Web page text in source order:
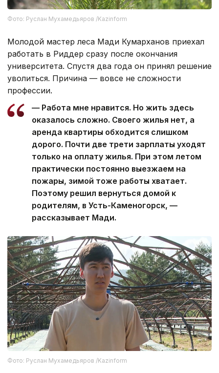
Фото: Руслан Мухамедьяров /Kazinform
Молодой мастер леса Мади Кумарханов приехал
работать в Риддер сразу после окончания
университета. Спустя два года он принял решение
уволиться. Причина — вовсе не сложности
профессии.
— Работа мне нравится. Но жить здесь
оказалось сложно. Своего жилья нет, а
аренда квартиры обходится слишком
дорого. Почти две трети зарплаты уходят
только на оплату жилья. При этом летом
практически постоянно выезжаем на
пожары, зимой тоже работы хватает.
Поэтому решил вернуться домой к
родителям, в Усть-Каменогорск, —
рассказывает Мади.
Фото: Руслан Мухамедьяров /Kazinform